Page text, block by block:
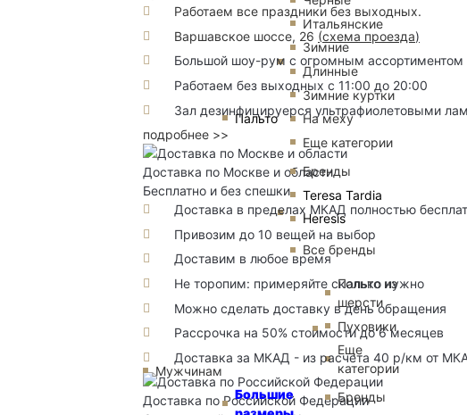
Мужчинам
Пальто
Итальянские
Зимние
Длинные
Зимние куртки
На меху
Еще категории
Бренды
Teresa Tardia
Heresis
Все бренды
Большие
Пальто из
шерсти
Пуховики
Еще
категории
Бренды
Работаем все праздники без выходных.
Варшавское шоссе, 26 (схема проезда)
Большой шоу-рум с огромным ассортиментом
Работаем без выходных с 11:00 до 20:00
Зал дезинфицируерся ультрафиолетовыми
подробнее >>
Доставка по Москве и области
Бесплатно и без спешки
Доставка в пределах МКАД полностью
Привозим до 10 вещей на выбор
Доставим в любое время
Не торопим: примеряйте сколько нужно
Можно сделать доставку в день обращения
Рассрочка на 50% стоимости до 6 месяцев
Доставка за МКАД - из расчета 40 р/км от
Доставка по Российской Федерации